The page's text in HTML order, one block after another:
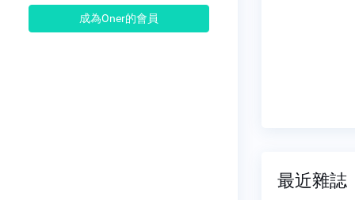
成為Oner的會員
最近雜誌